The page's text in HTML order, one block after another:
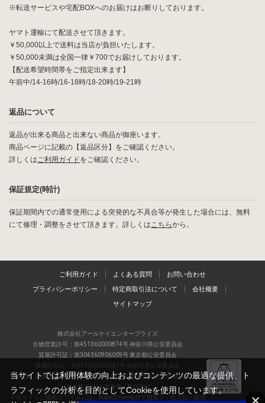
※転送サービスや宅配BOXへのお届けはお断りしております。
ヤマト運輸にて配送させて頂きます。
￥50,000以上で送料は当店が負担いたします。
￥50,000未満は全国一律￥700でお届けしております。
【配送希望時間帯をご指定出来ます】
午前中/14-16時/16-18時/18-20時/19-21時
返品について
返品が出来る商品と出来ない商品が御座います。
商品ページに記載の【返品区分】をご確認ください。
詳しくはご利用ガイドをご確認ください。
保証規定(時計)
保証期間内での通常使用による突発的な不具合等が発生した場合には、無料
にて修理・調整をさせて頂きます。詳しくはこちらから。
ご利用ガイド よくある質問 お問い合わせ
プライバシーポリシー 特定商取引法について 会社概要
サイトマップ
株式会社アールケイエンタープライズ
古物営業許可：第451360000874号 神奈川県公安委員会
質屋許可証：第304360906009号 東京都公安委員会
質屋許可証：第451363600051号 神奈川県公安委員会
当店は、偽造品の流通防止を目指すAACD(日本流通自主管理協会)の正会
員企業です(会員番号：R-0196)
※当サイトに掲載のアイテムは、RodeoDrive独自で買取り・仕入れ・販売
当サイトでは利用体験の向上およびコンテンツの最適な提供、ト
ラフィックの分析を目的としてCookieを使用しています。